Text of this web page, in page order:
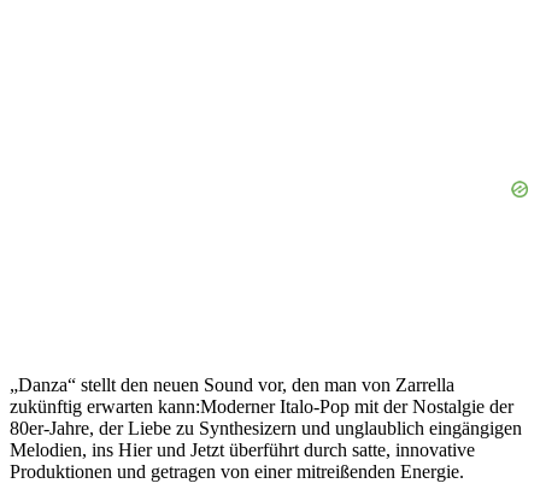
„Danza“ stellt den neuen Sound vor, den man von Zarrella
zukünftig erwarten kann:Moderner Italo-Pop mit der Nostalgie der
80er-Jahre, der Liebe zu Synthesizern und unglaublich eingängigen
Melodien, ins Hier und Jetzt überführt durch satte, innovative
Produktionen und getragen von einer mitreißenden Energie.